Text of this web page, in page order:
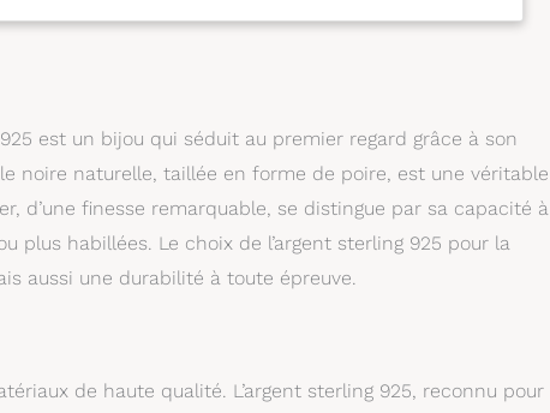
un usage décontracté ou formel, apportant une
est un bijou qui séduit au premier regard grâce à son
noire naturelle, taillée en forme de poire, est une véritable
d’une finesse remarquable, se distingue par sa capacité à
plus habillées. Le choix de l’argent sterling 925 pour la
aussi une durabilité à toute épreuve.
de haute qualité. L’argent sterling 925, reconnu pour